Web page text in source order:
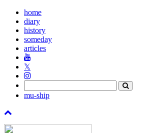
home
diary
history
someday
articles
𝕏
mu-ship